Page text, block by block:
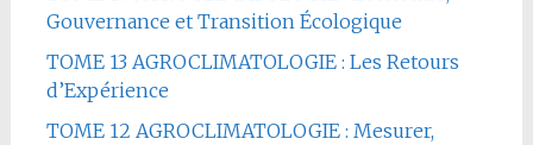
Gouvernance et Transition Écologique
TOME 13 AGROCLIMATOLOGIE : Les Retours
d’Expérience
TOME 12 AGROCLIMATOLOGIE : Mesurer,